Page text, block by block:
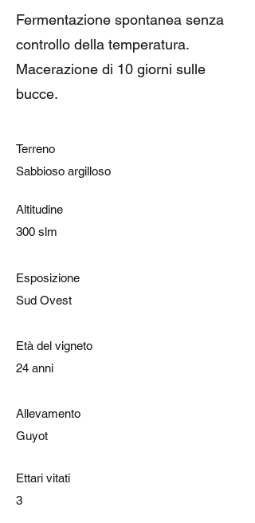
Fermentazione spontanea senza
controllo della temperatura.
Macerazione di 10 giorni sulle
bucce.
Terreno
Sabbioso argilloso
Altitudine
300 slm
Esposizione
Sud Ovest
Età del vigneto
24 anni
Allevamento
Guyot
Ettari vitati
3